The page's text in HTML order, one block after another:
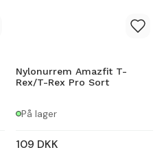
Nylonurrem Amazfit T-
Rex/T-Rex Pro Sort
På lager
109 DKK